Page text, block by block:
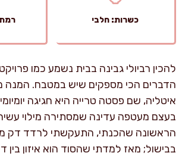
כשרות: חלבי
להכין רביולי גבינה בבית נשמע כמו
הדברים הכי מספקים שיש במטבח. המנה
איטליה, שם פסטה טרייה היא חגיגה
בעצם מעטפה עדינה שמסתירה מילוי
הראשונה שהכנתי, התעקשתי לרדד דק
בבישול; מאז למדתי שהסוד הוא איזון בין